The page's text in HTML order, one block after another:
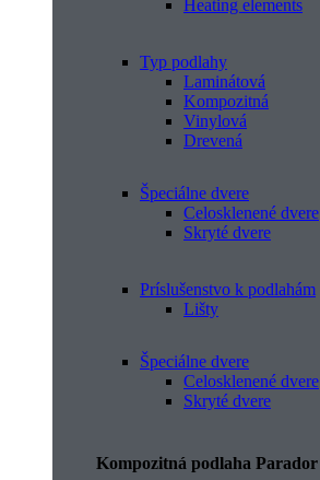
Heating elements
Typ podlahy
Laminátová
Kompozitná
Vinylová
Drevená
Špeciálne dvere
Celosklenené dvere
Skryté dvere
Príslušenstvo k podlahám
Lišty
Špeciálne dvere
Celosklenené dvere
Skryté dvere
Kompozitná podlaha Parador